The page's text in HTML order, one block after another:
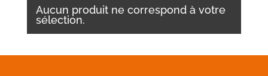
Aucun produit ne correspond à votre
sélection.